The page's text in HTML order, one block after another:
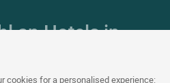
cookies for a personalised experience:
an Hotels in